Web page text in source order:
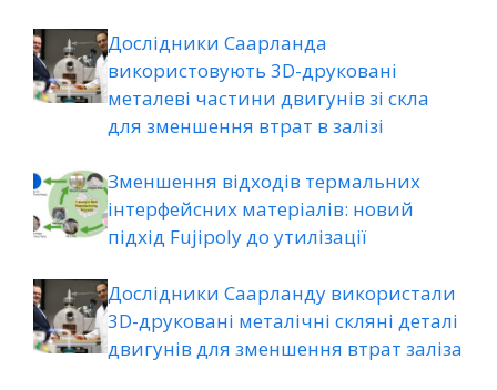
Дослідники Саарланда
використовують 3D-друковані
металеві частини двигунів зі скла
для зменшення втрат в залізі
Зменшення відходів термальних
інтерфейсних матеріалів: новий
підхід Fujipoly до утилізації
Дослідники Саарланду використали
3D-друковані металічні скляні деталі
двигунів для зменшення втрат заліза